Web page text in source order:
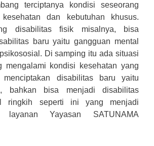
terciptanya kondisi seseorang
dan kebutuhan khusus.
disabilitas fisik misalnya, bisa
baru yaitu gangguan mental
Di samping itu ada situasi
mengalami kondisi kesehatan yang
menciptakan disabilitas baru yaitu
bahkan bisa menjadi disabilitas
ringkih seperti ini yang menjadi
Yayasan SATUNAMA